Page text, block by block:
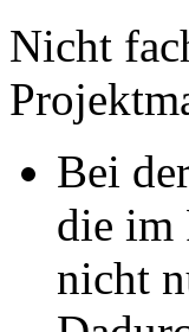
Nicht
Bei
die im
nicht